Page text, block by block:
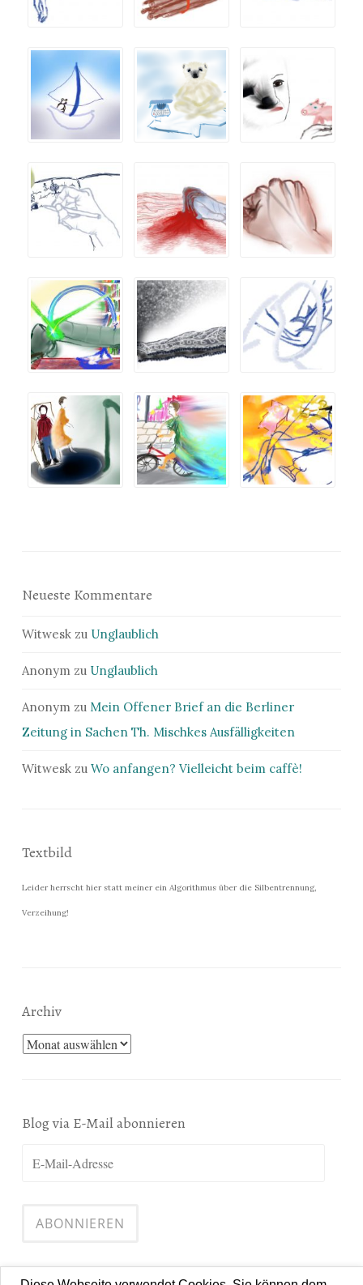
Neueste Kommentare
Witwesk zu Unglaublich
Anonym zu Unglaublich
Anonym zu Mein Offener Brief an die Berliner
Zeitung in Sachen Th. Mischkes Ausfälligkeiten
Witwesk zu Wo anfangen? Vielleicht beim caffè!
Textbild
Leider herrscht hier statt meiner ein Algorithmus über die Silbentrennung,
Verzeihung!
Archiv
Archiv
Blog via E-Mail abonnieren
E-
ABONNIEREN